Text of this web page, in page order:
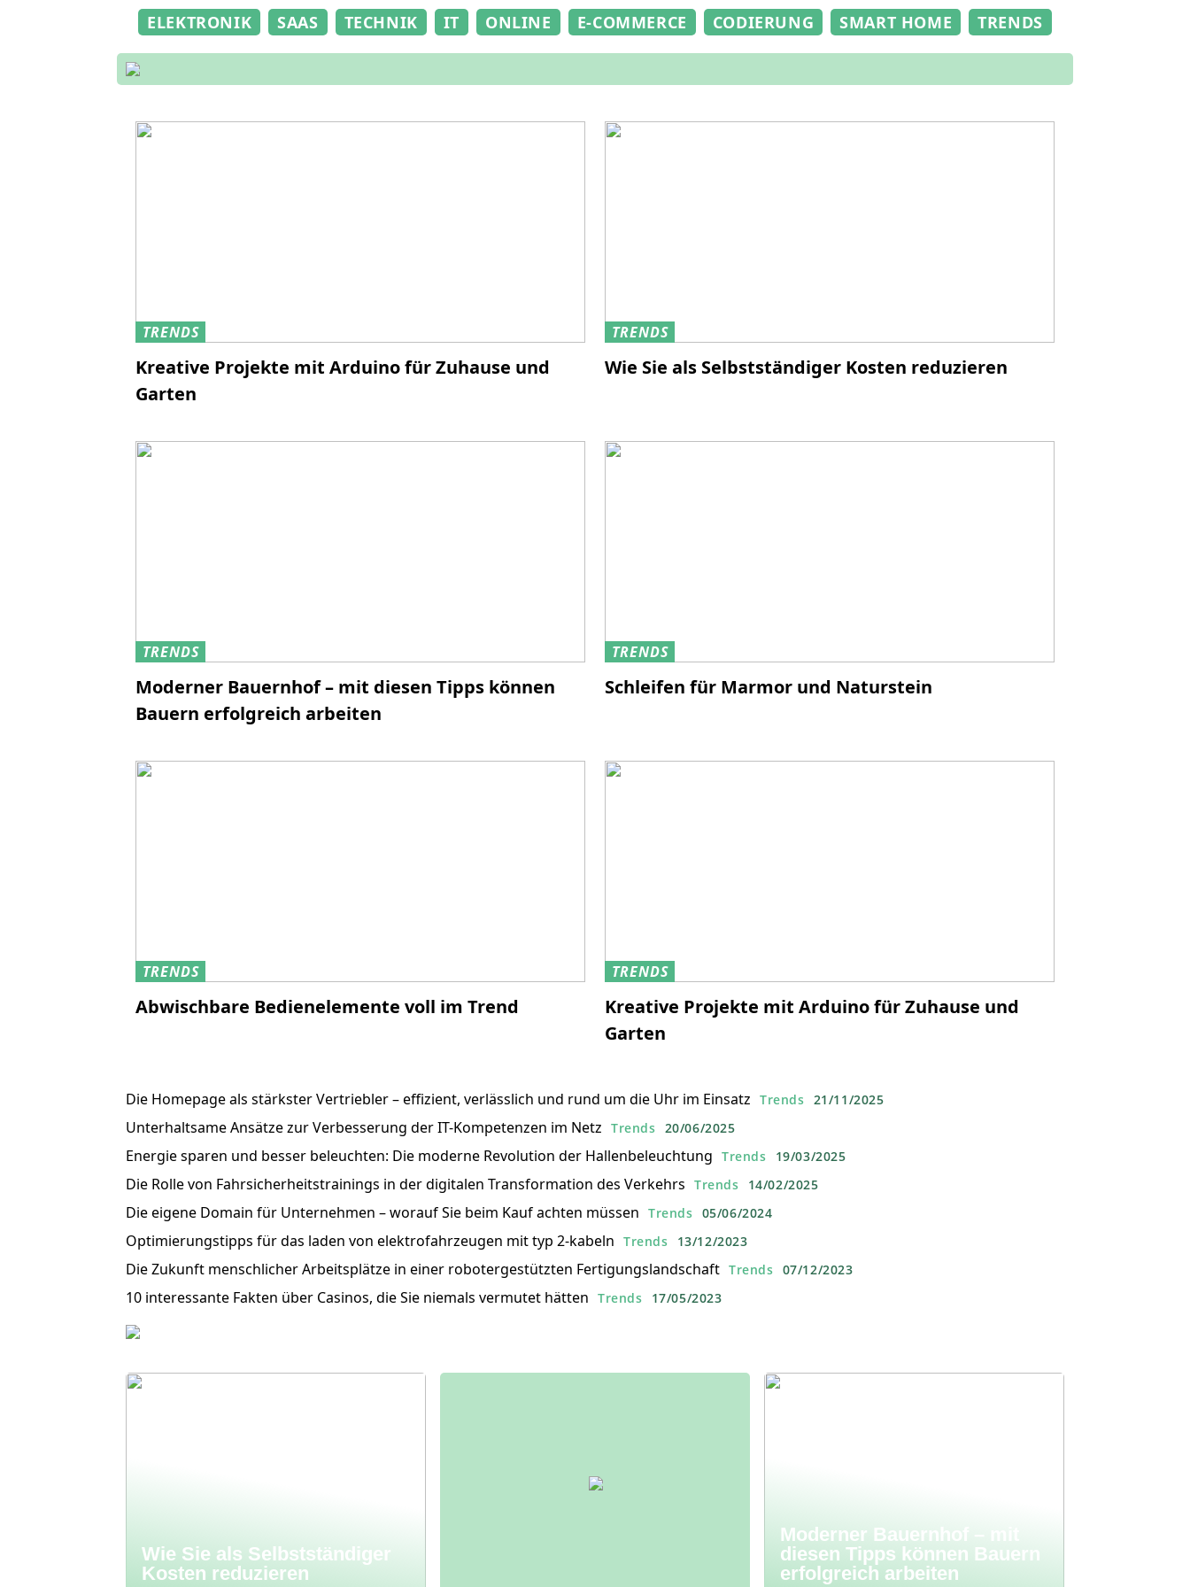
ELEKTRONIK SAAS TECHNIK IT ONLINE E-COMMERCE CODIERUNG SMART HOME TRENDS
TRENDS
Kreative Projekte mit Arduino für Zuhause und
Garten
TRENDS
Wie Sie als Selbstständiger Kosten reduzieren
TRENDS
Moderner Bauernhof – mit diesen Tipps können
Bauern erfolgreich arbeiten
TRENDS
Schleifen für Marmor und Naturstein
TRENDS
Abwischbare Bedienelemente voll im Trend
TRENDS
Kreative Projekte mit Arduino für Zuhause und
Garten
Die Homepage als stärkster Vertriebler – effizient, verlässlich und rund um die Uhr im Einsatz Trends 21/11/2025
Unterhaltsame Ansätze zur Verbesserung der IT-Kompetenzen im Netz Trends 20/06/2025
Energie sparen und besser beleuchten: Die moderne Revolution der Hallenbeleuchtung Trends 19/03/2025
Die Rolle von Fahrsicherheitstrainings in der digitalen Transformation des Verkehrs Trends 14/02/2025
Die eigene Domain für Unternehmen – worauf Sie beim Kauf achten müssen Trends 05/06/2024
Optimierungstipps für das laden von elektrofahrzeugen mit typ 2-kabeln Trends 13/12/2023
Die Zukunft menschlicher Arbeitsplätze in einer robotergestützten Fertigungslandschaft Trends 07/12/2023
10 interessante Fakten über Casinos, die Sie niemals vermutet hätten Trends 17/05/2023
Wie Sie als Selbstständiger
Kosten reduzieren
Moderner Bauernhof – mit
diesen Tipps können Bauern
erfolgreich arbeiten